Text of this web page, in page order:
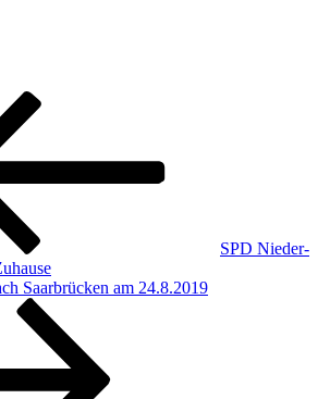
SPD Nieder-
Saarbrücken am 24.8.2019